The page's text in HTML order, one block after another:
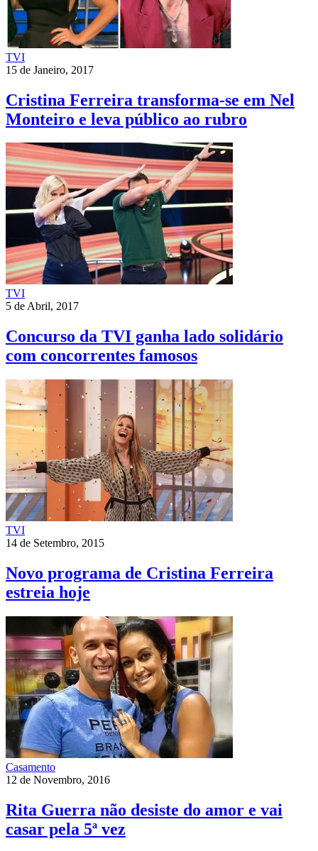
TVI
15 de Janeiro, 2017
Cristina Ferreira transforma-se em Nel
Monteiro e leva público ao rubro
TVI
5 de Abril, 2017
Concurso da TVI ganha lado solidário
com concorrentes famosos
TVI
14 de Setembro, 2015
Novo programa de Cristina Ferreira
estreia hoje
Casamento
12 de Novembro, 2016
Rita Guerra não desiste do amor e vai
casar pela 5ª vez